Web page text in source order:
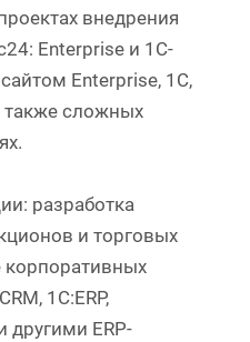
внедрения
Enterprise и 1C-
Enterprise, 1С,
также сложных
разработка
и торговых
1С:ERP,
другими ERP-